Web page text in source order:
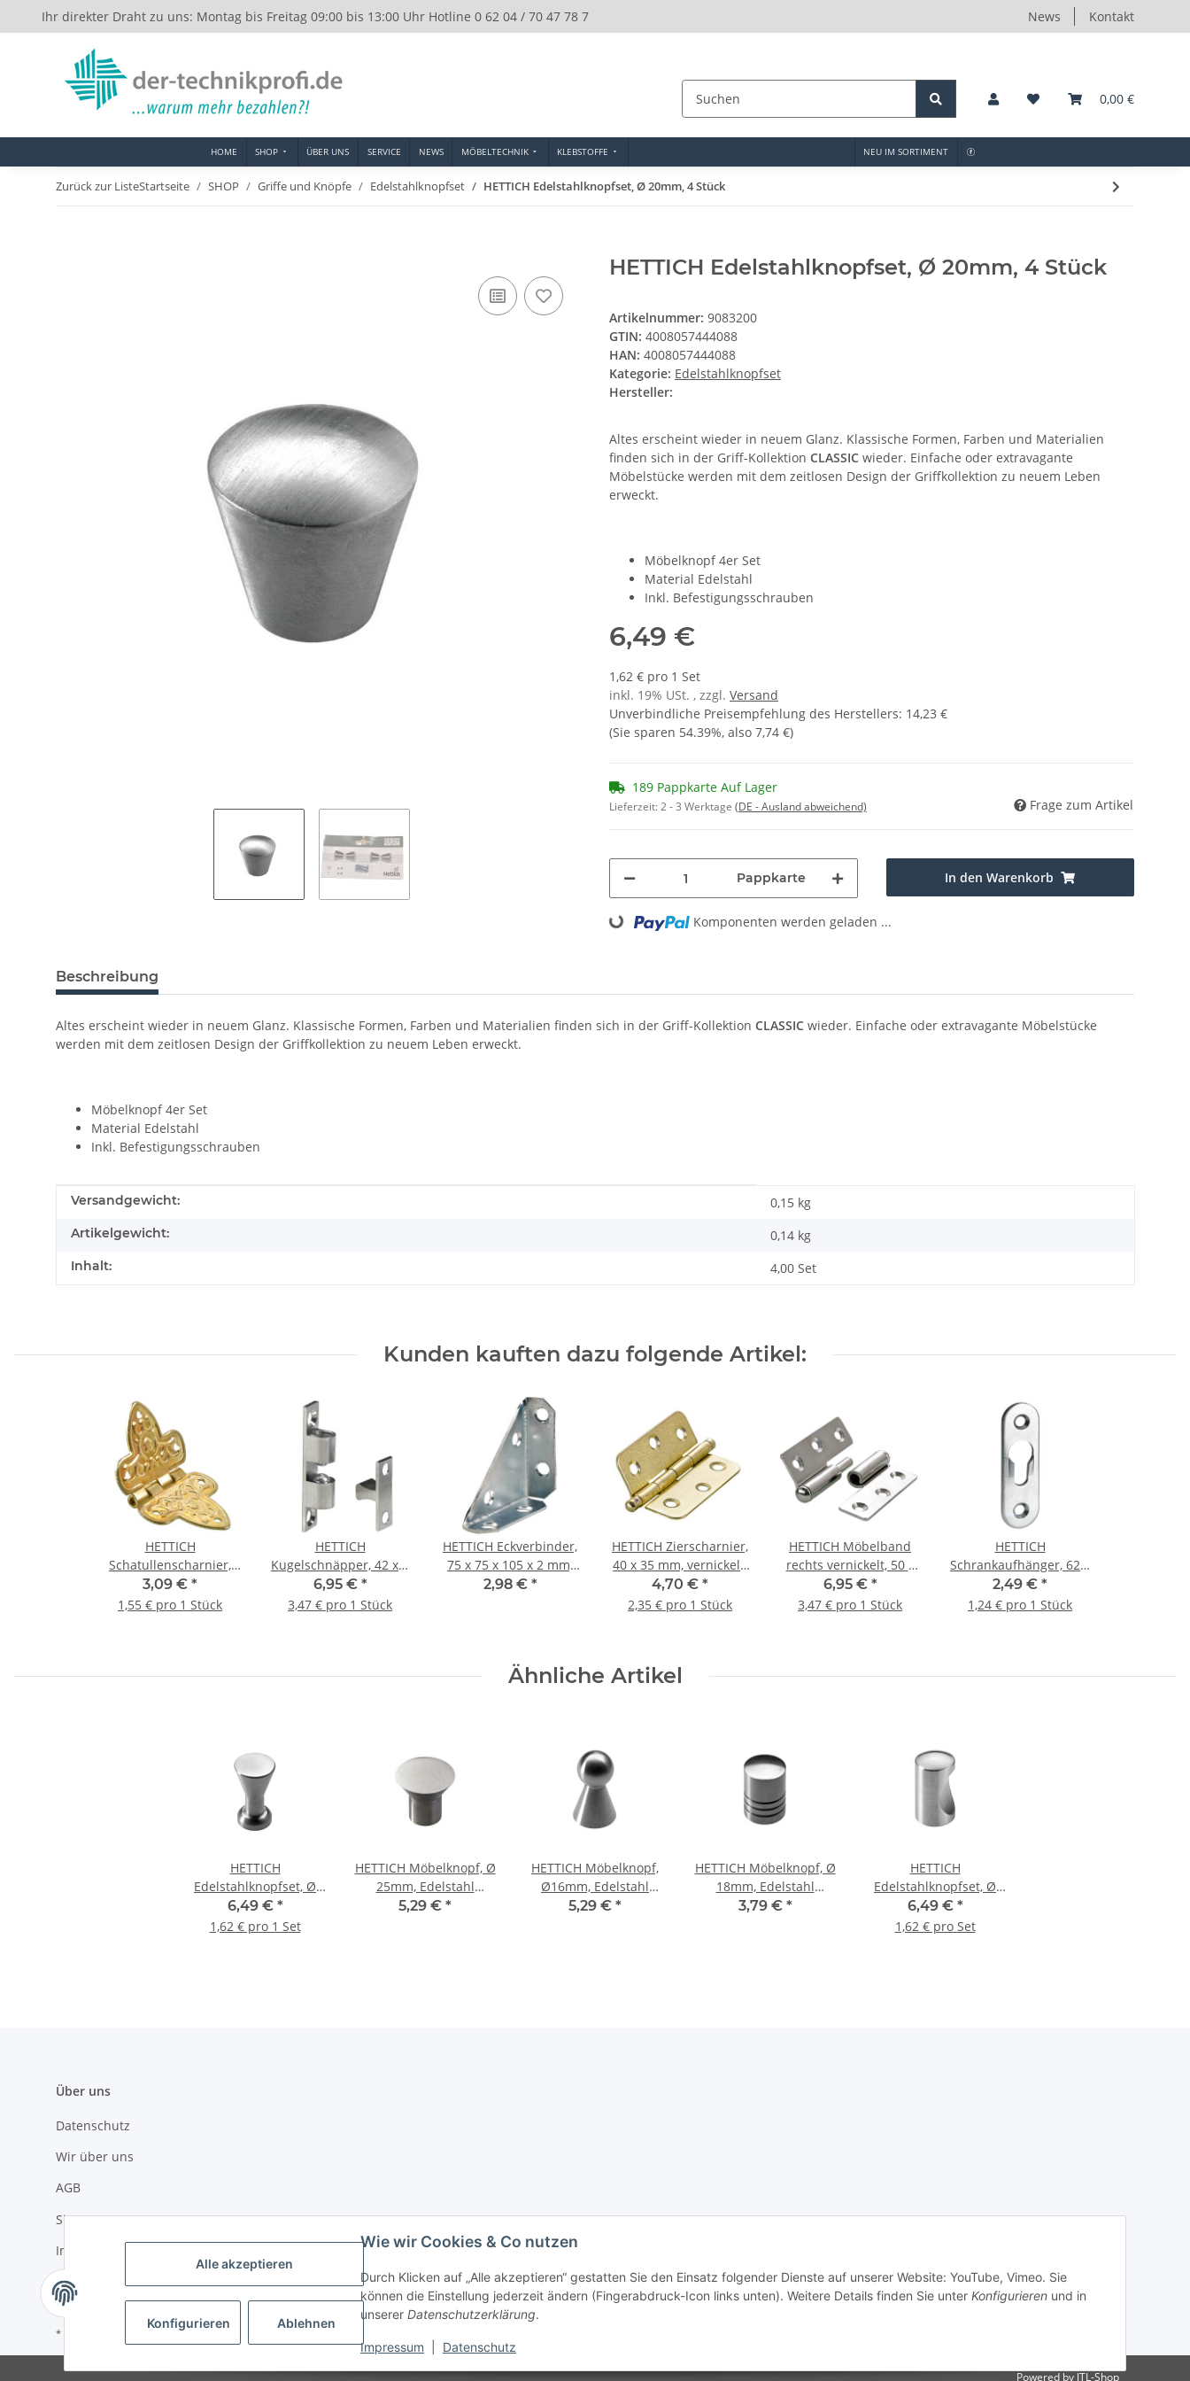
Alle akzeptieren
Konfigurieren Ablehnen
Wie wir Cookies & Co nutzen
Durch Klicken auf „Alle akzeptieren“ gestatten Sie den Einsatz folgender Dienste auf unserer Website: YouTube, Vimeo. Sie
können die Einstellung jederzeit ändern (Fingerabdruck-Icon links unten). Weitere Details finden Sie unter Konfigurieren und in
unserer Datenschutzerklärung.
Impressum Datenschutz
Ihr direkter Draht zu uns: Montag bis Freitag 09:00 bis 13:00 Uhr Hotline 0 62 04 / 70 47 78 7 News Kontakt
0,00 €
HOME SHOP ÜBER UNS SERVICE NEWS MÖBELTECHNIK KLEBSTOFFE NEU IM SORTIMENT
Zurück zur ListeStartseite SHOP Griffe und Knöpfe Edelstahlknopfset HETTICH Edelstahlknopfset, Ø 20mm, 4 Stück
HETTICH Edelstahlknopfset, Ø 20mm, 4 Stück
Artikelnummer: 9083200
GTIN: 4008057444088
HAN: 4008057444088
Kategorie: Edelstahlknopfset
Hersteller:
Altes erscheint wieder in neuem Glanz. Klassische Formen, Farben und Materialien
finden sich in der Griff-Kollektion CLASSIC wieder. Einfache oder extravagante
Möbelstücke werden mit dem zeitlosen Design der Griffkollektion zu neuem Leben
erweckt.
Möbelknopf 4er Set
Material Edelstahl
Inkl. Befestigungsschrauben
6,49 €
1,62 € pro 1 Set
inkl. 19% USt. , zzgl. Versand
Unverbindliche Preisempfehlung des Herstellers: 14,23 €
(Sie sparen 54.39%, also 7,74 €)
189 Pappkarte Auf Lager
Lieferzeit:2 - 3 Werktage (DE - Ausland abweichend) Frage zum Artikel
Pappkarte In den Warenkorb
Loading... Komponenten werden geladen ...
Beschreibung
Altes erscheint wieder in neuem Glanz. Klassische Formen, Farben und Materialien finden sich in der Griff-Kollektion CLASSIC wieder. Einfache oder extravagante Möbelstücke
werden mit dem zeitlosen Design der Griffkollektion zu neuem Leben erweckt.
Möbelknopf 4er Set
Material Edelstahl
Inkl. Befestigungsschrauben
Produkteigenschaft
Wert
Versandgewicht: 0,15 kg
Artikelgewicht: 0,14 kg
Inhalt: 4,00 Set
Kunden kauften dazu folgende Artikel:
HETTICH
Schatullenscharnier,
vermessingt, 2 Stück
3,09 € *
1,55 € pro 1 Stück
HETTICH
Kugelschnäpper, 42 x 8
mm, Messing
vernickelt, 2 Stück
6,95 € *
3,47 € pro 1 Stück
HETTICH Eckverbinder,
75 x 75 x 105 x 2 mm,
Stahl verzinkt
2,98 € *
HETTICH Zierscharnier,
40 x 35 mm, vernickelt,
2 Stück
4,70 € *
2,35 € pro 1 Stück
HETTICH Möbelband
rechts vernickelt, 50 x
40mm, 2 Stück
6,95 € *
3,47 € pro 1 Stück
HETTICH
Schrankaufhänger, 62 x
19 mm, verzinkt, 2
Stück
2,49 € *
1,24 € pro 1 Stück
Ähnliche Artikel
HETTICH
Edelstahlknopfset, Ø
17mm, 4 Stück
6,49 € *
1,62 € pro 1 Set
HETTICH Möbelknopf, Ø
25mm, Edelstahl
seidenmatt
5,29 € *
HETTICH Möbelknopf,
Ø16mm, Edelstahl
seidenmatt
5,29 € *
HETTICH Möbelknopf, Ø
18mm, Edelstahl
seidenmatt
3,79 € *
HETTICH
Edelstahlknopfset, Ø
14mm, 4 Stück
6,49 € *
1,62 € pro Set
Über uns
Datenschutz
Wir über uns
AGB
Sitemap
Impressum
Widerrufsrecht
* Alle Preise inkl. gesetzlicher USt., zzgl.
Powered by JTL-Shop